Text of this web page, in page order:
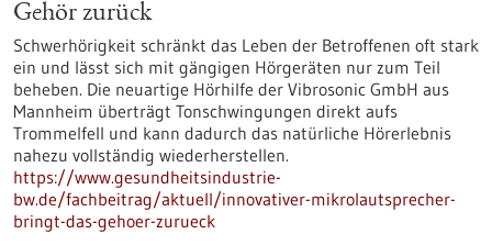
Gehör zurück
Schwerhörigkeit schränkt das Leben der Betroffenen oft stark
ein und lässt sich mit gängigen Hörgeräten nur zum Teil
beheben. Die neuartige Hörhilfe der Vibrosonic GmbH aus
Mannheim überträgt Tonschwingungen direkt aufs
Trommelfell und kann dadurch das natürliche Hörerlebnis
nahezu vollständig wiederherstellen.
https://www.gesundheitsindustrie-
bw.de/fachbeitrag/aktuell/innovativer-mikrolautsprecher-
bringt-das-gehoer-zurueck